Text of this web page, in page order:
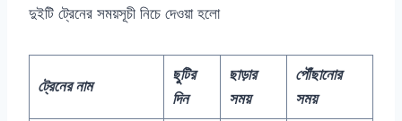
দুইটি ট্রেনের সময়সূচী নিচে দেওয়া হলো
ট্রেনের নাম
ছুটির
দিন
ছাড়ার
সময়
পৌঁছানোর
সময়